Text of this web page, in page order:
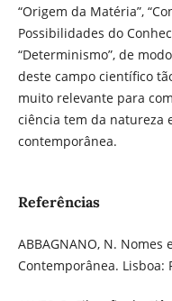
“Origem da Matéria”,
Possibilidades do
“Determinismo”, de
deste campo científico
muito relevante para
ciência tem da natureza
contemporânea.
Referências
ABBAGNANO, N. Nomes
Contemporânea. Lisboa: